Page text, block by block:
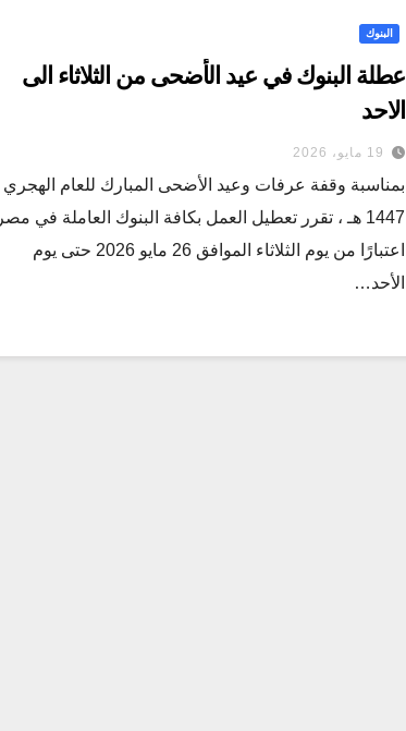
البنوك
عطلة البنوك في عيد الأضحى من الثلاثاء الى
الاحد
19 مايو، 2026
بمناسبة وقفة عرفات وعيد الأضحى المبارك للعام الهجري
1447 هـ ، تقرر تعطيل العمل بكافة البنوك العاملة في مصر
اعتبارًا من يوم الثلاثاء الموافق 26 مايو 2026 حتى يوم
الأحد…